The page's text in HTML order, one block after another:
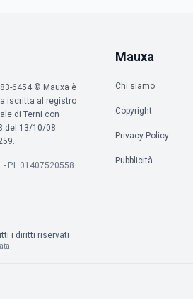
6454 © Mauxa è
iscritta al registro
di Terni con
del 13/10/08.
- P.I. 01407520558
Mauxa
Chi siamo
Copyright
Privacy Policy
Pubblicità
i diritti riservati